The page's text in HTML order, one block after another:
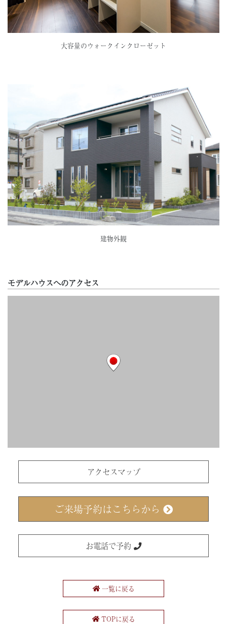
大容量のウォークインクローゼット
建物外観
モデルハウスへのアクセス
アクセスマップ
ご来場予約はこちらから
お電話で予約
一覧に戻る
TOPに戻る